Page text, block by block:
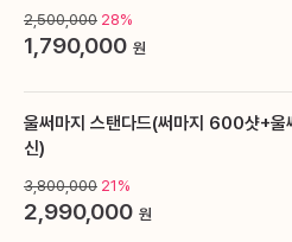
2,500,000 28%
1,790,000 원
울써마지 스탠다드(써마지 600샷+
신)
3,800,000 21%
2,990,000 원